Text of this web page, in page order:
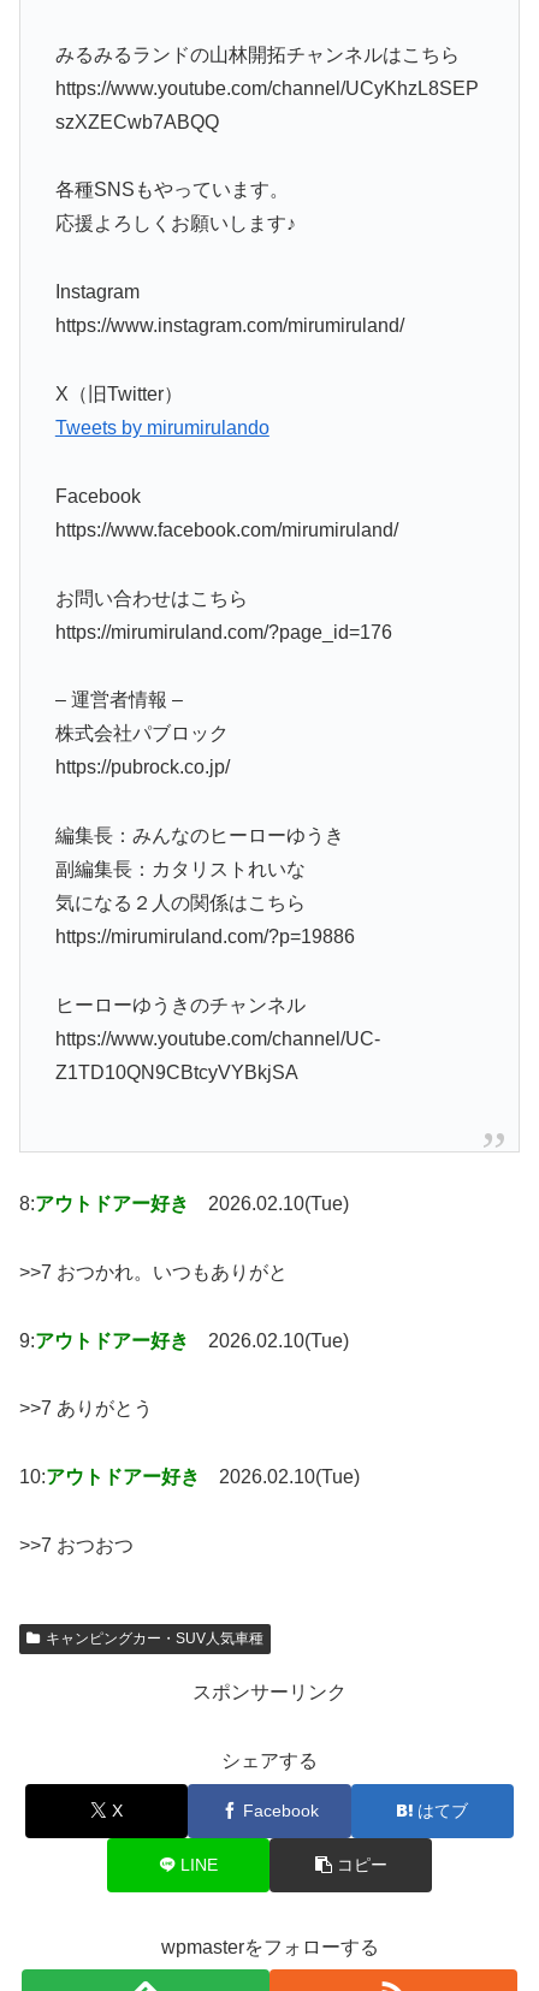
みるみるランドの山林開拓チャンネルはこちら
https://www.youtube.com/channel/UCyKhzL8SEP
szXZECwb7ABQQ
各種SNSもやっています。
応援よろしくお願いします♪
Instagram
https://www.instagram.com/mirumiruland/
X（旧Twitter）
Tweets by mirumirulando
Facebook
https://www.facebook.com/mirumiruland/
お問い合わせはこちら
https://mirumiruland.com/?page_id=176
– 運営者情報 –
株式会社パブロック
https://pubrock.co.jp/
編集長：みんなのヒーローゆうき
副編集長：カタリストれいな
気になる２人の関係はこちら
https://mirumiruland.com/?p=19886
ヒーローゆうきのチャンネル
https://www.youtube.com/channel/UC-
Z1TD10QN9CBtcyVYBkjSA
8:アウトドアー好き 2026.02.10(Tue)
>>7 おつかれ。いつもありがと
9:アウトドアー好き 2026.02.10(Tue)
>>7 ありがとう
10:アウトドアー好き 2026.02.10(Tue)
>>7 おつおつ
キャンピングカー・SUV人気車種
スポンサーリンク
シェアする
X Facebook はてブ
LINE コピー
wpmasterをフォローする